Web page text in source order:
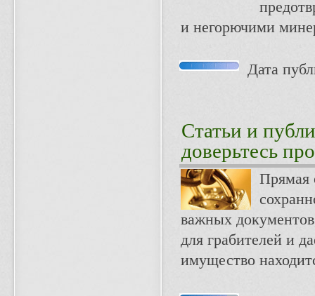
и негорючими
Дата
Статьи и
доверьтесь
Прямая
важных
для грабителей и
имущество